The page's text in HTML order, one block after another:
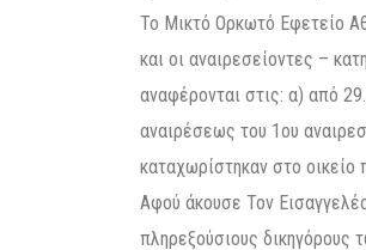
Το Μικτό Ορκωτό Εφετείο
και οι αναιρεσείοντες –
αναφέρονται στις: α) από
αναιρέσεως του 1ου
καταχωρίστηκαν στο οικείο
Αφού άκουσε Τον
πληρεξούσιους δικηγόρους